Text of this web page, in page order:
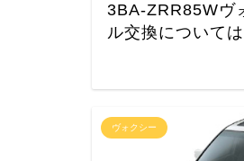
3BA-ZRR85Wヴ
ル交換について
ヴォクシー